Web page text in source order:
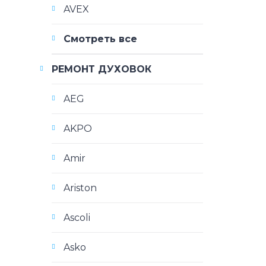
AVEX
Смотреть все
РЕМОНТ ДУХОВОК
AEG
AKPO
Amir
Ariston
Ascoli
Asko